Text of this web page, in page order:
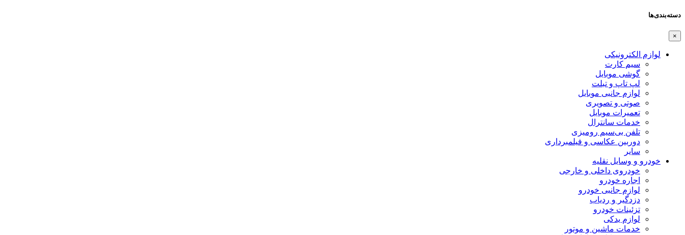
دسته‌بندی‌ها
×
لوازم الکترونیکی
سیم کارت
گوشی موبایل
لپ تاپ و تبلت
لوازم جانبی موبایل
صوتی و تصویری
تعمیرات موبایل
خدمات سانترال
تلفن بی‌سیم رومیزی
دوربین عکاسی و فیلمبرداری
سایر
خودرو و وسایل نقلیه
خودروی داخلی و خارجی
اجاره خودرو
لوازم جانبی خودرو
دزدگیر و ردیاب
تزئینات خودرو
لوازم یدکی
خدمات ماشین و موتور